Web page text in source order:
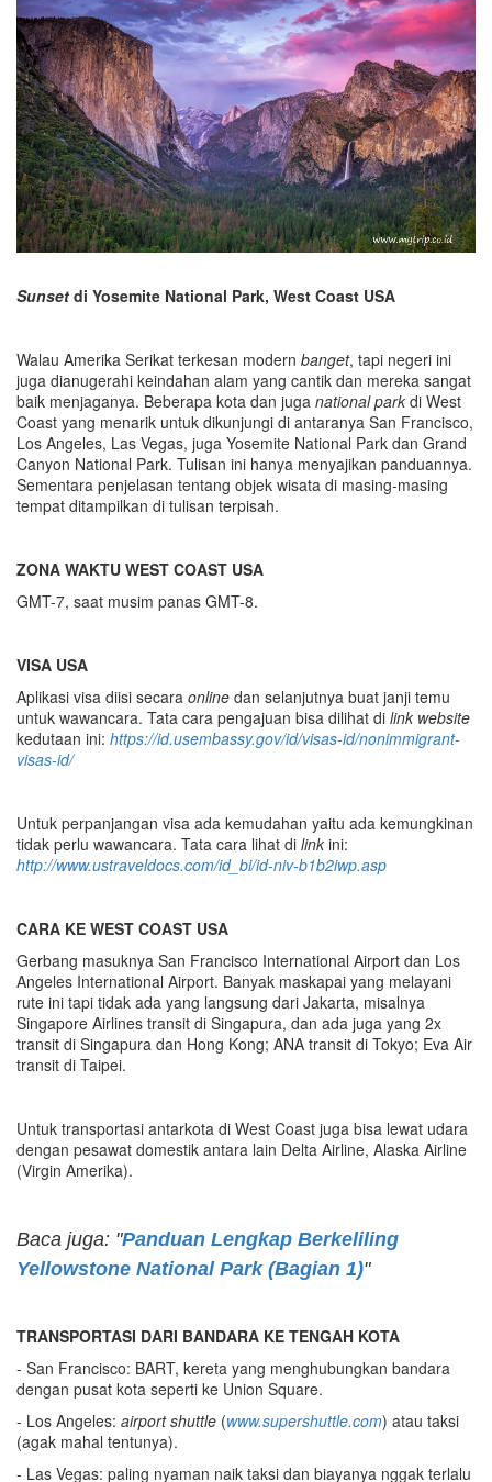
Sunset di Yosemite National Park, West Coast USA
Walau Amerika Serikat terkesan modern banget, tapi negeri ini
juga dianugerahi keindahan alam yang cantik dan mereka sangat
baik menjaganya. Beberapa kota dan juga national park di West
Coast yang menarik untuk dikunjungi di antaranya San Francisco,
Los Angeles, Las Vegas, juga Yosemite National Park dan Grand
Canyon National Park. Tulisan ini hanya menyajikan panduannya.
Sementara penjelasan tentang objek wisata di masing-masing
tempat ditampilkan di tulisan terpisah.
ZONA WAKTU WEST COAST USA
GMT-7, saat musim panas GMT-8.
VISA USA
Aplikasi visa diisi secara online dan selanjutnya buat janji temu
untuk wawancara. Tata cara pengajuan bisa dilihat di link website
kedutaan ini: https://id.usembassy.gov/id/visas-id/nonimmigrant-
visas-id/
Untuk perpanjangan visa ada kemudahan yaitu ada kemungkinan
tidak perlu wawancara. Tata cara lihat di link ini:
http://www.ustraveldocs.com/id_bi/id-niv-b1b2iwp.asp
CARA KE WEST COAST USA
Gerbang masuknya San Francisco International Airport dan Los
Angeles International Airport. Banyak maskapai yang melayani
rute ini tapi tidak ada yang langsung dari Jakarta, misalnya
Singapore Airlines transit di Singapura, dan ada juga yang 2x
transit di Singapura dan Hong Kong; ANA transit di Tokyo; Eva Air
transit di Taipei.
Untuk transportasi antarkota di West Coast juga bisa lewat udara
dengan pesawat domestik antara lain Delta Airline, Alaska Airline
(Virgin Amerika).
Baca juga: "Panduan Lengkap Berkeliling
Yellowstone National Park (Bagian 1)"
TRANSPORTASI DARI BANDARA KE TENGAH KOTA
- San Francisco: BART, kereta yang menghubungkan bandara
dengan pusat kota seperti ke Union Square.
- Los Angeles: airport shuttle (www.supershuttle.com) atau taksi
(agak mahal tentunya).
- Las Vegas: paling nyaman naik taksi dan biayanya nggak terlalu